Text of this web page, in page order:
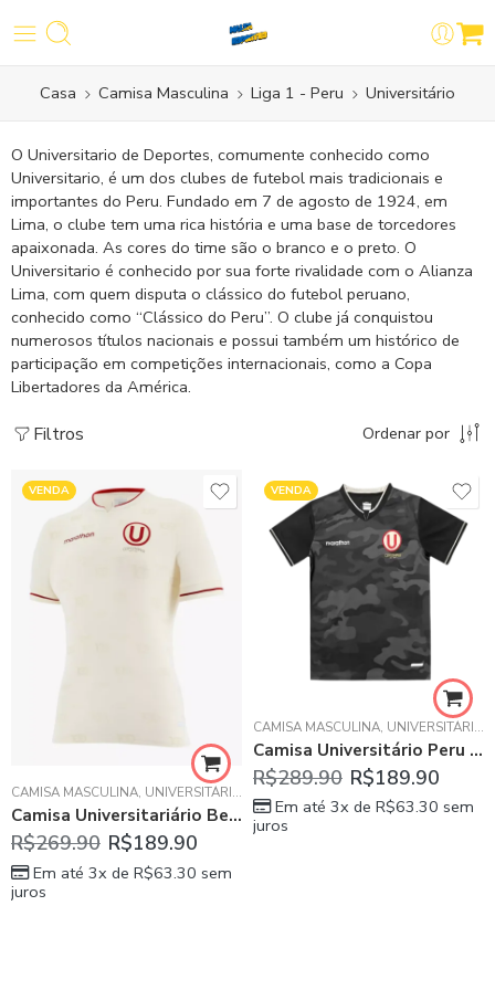
Casa Camisa Masculina Liga 1 - Peru Universitário
O Universitario de Deportes, comumente conhecido como
Universitario, é um dos clubes de futebol mais tradicionais e
importantes do Peru. Fundado em 7 de agosto de 1924, em
Lima, o clube tem uma rica história e uma base de torcedores
apaixonada. As cores do time são o branco e o preto. O
Universitario é conhecido por sua forte rivalidade com o Alianza
Lima, com quem disputa o clássico do futebol peruano,
conhecido como “Clássico do Peru”. O clube já conquistou
numerosos títulos nacionais e possui também um histórico de
participação em competições internacionais, como a Copa
Libertadores da América.
Filtros Ordenar por
VENDA
CAMISA MASCULINA, UNIVERSITÁRIO
Camisa Universitariário Bege 100 Anos 2023/24 Masculina
R$269.90 R$189.90
Em até 3x de R$63.30 sem
juros
VENDA
CAMISA MASCULINA, UNIVERSITÁRIO
Camisa Universitário Peru Terceira Preta 2024/25 Masculin
R$289.90 R$189.90
Em até 3x de R$63.30 sem
juros